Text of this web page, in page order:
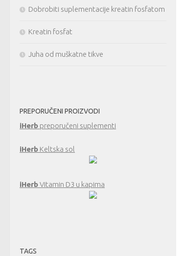
Dobrobiti suplementacije kreatin fosfatom
Kreatin fosfat
Juha od muškatne tikve
PREPORUČENI PROIZVODI
iHerb preporučeni suplementi
iHerb Keltska sol
iHerbVitamin D3 u kapima
TAGS